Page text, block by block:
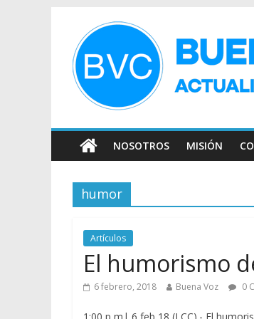
NOSOTROS MISIÓN
humor
Artículos
El humorismo
6 febrero, 2018 Buena Voz 0